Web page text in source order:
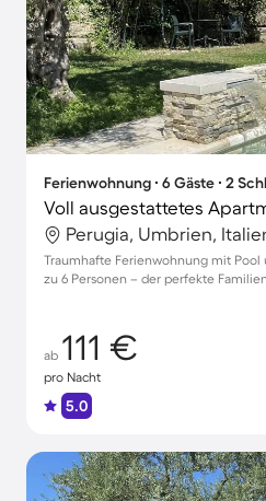
Ferienwohnung ∙ 6 Gäste ∙ 2
Perugia, Umbrien,
Traumhafte Ferienwohnung mit Pool
zu 6 Personen – der perfekte
ab 111 €
pro Nacht
5.0